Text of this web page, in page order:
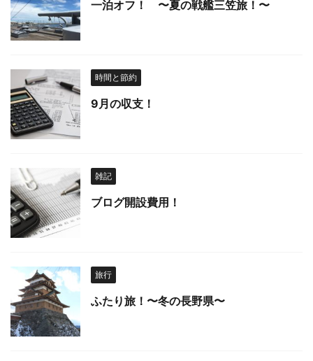
一泊オフ！ 〜夏の戦艦三笠旅！〜
時間と節約
9月の収支！
雑記
ブログ開設費用！
旅行
ふたり旅！〜冬の長野県〜